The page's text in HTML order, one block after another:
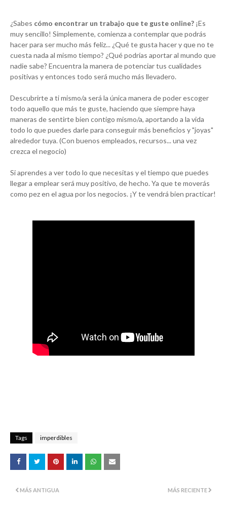
¿Sabes cómo encontrar un trabajo que te guste online? ¡Es
muy sencillo! Simplemente, comienza a contemplar que podrás
hacer para ser mucho más feliz... ¿Qué te gusta hacer y que no te
cuesta nada al mismo tiempo? ¿Qué podrías aportar al mundo que
nadie sabe? Encuentra la manera de potenciar tus cualidades
positivas y entonces todo será mucho más llevadero.
Descubrirte a ti mismo/a será la única manera de poder escoger
todo aquello que más te guste, haciendo que siempre haya
maneras de sentirte bien contigo mismo/a, aportando a la vida
todo lo que puedes darle para conseguir más beneficios y "joyas"
alrededor tuya. (Con buenos empleados, recursos... una vez
crezca el negocio)
Si aprendes a ver todo lo que necesitas y el tiempo que puedes
llegar a emplear será muy positivo, de hecho. Ya que te moverás
como pez en el agua por los negocios. ¡Y te vendrá bien practicar!
Tags imperdibles
MÁS RECIENTE
MÁS ANTIGUA